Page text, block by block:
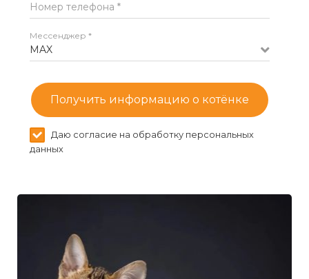
Номер телефона *
Мессенджер *
MAX
Получить информацию о котёнке
Даю согласие на обработку персональных
данных